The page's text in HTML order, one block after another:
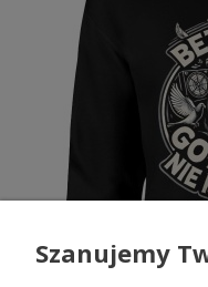
Szanujemy